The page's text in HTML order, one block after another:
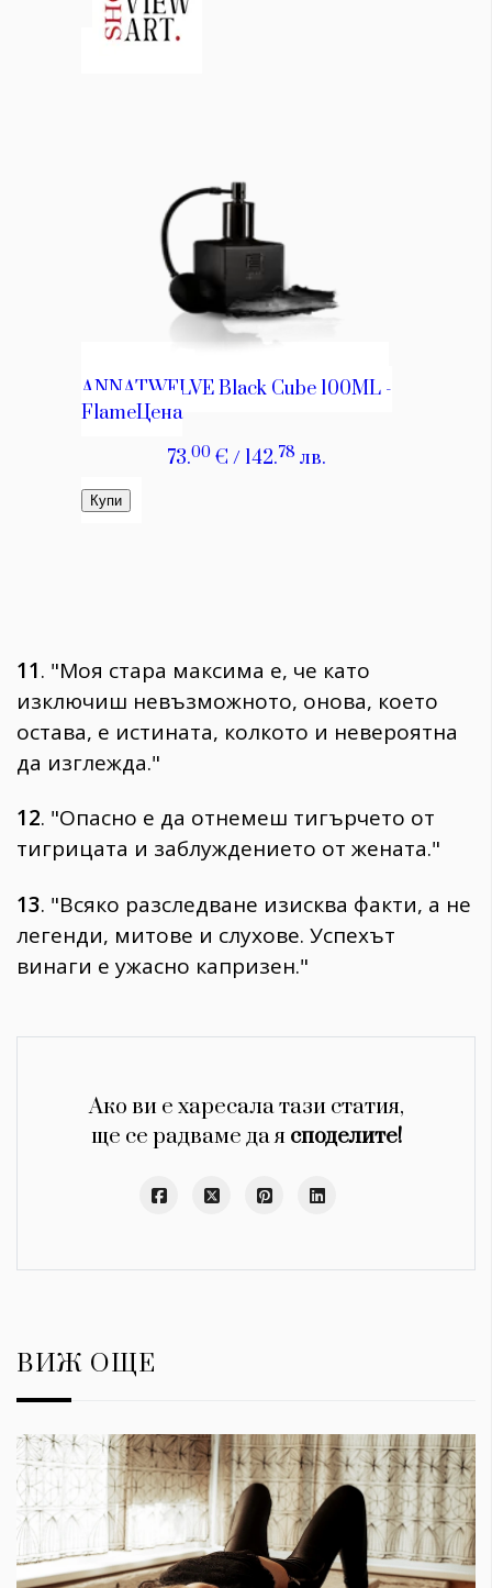
11. "Моя стара максима е, че като
изключиш невъзможното, онова, което
остава, е истината, колкото и невероятна
да изглежда."
12. "Опасно е да отнемеш тигърчето от
тигрицата и заблуждението от жената."
13. "Всяко разследване изисква факти, а не
легенди, митове и слухове. Успехът
винаги е ужасно капризен."
Ако ви е харесала тази статия,
ще се радваме да я споделите!
ВИЖ ОЩЕ